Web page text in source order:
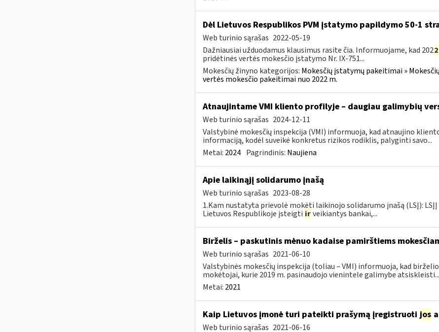
Dėl Lietuvos Respublikos PVM įstatymo papildymo 50-1
Web turinio sąrašas 2022-05-19
Dažniausiai užduodamus klausimus rasite čia. Informuojame, kad 2022
pridėtinės vertės mokesčio įstatymo Nr. IX-751...
Mokesčių žinyno kategorijos: Mokesčių įstatymų pakeitimai »
vertės mokesčio pakeitimai nuo 2022 m.
Atnaujintame VMI kliento profilyje – daugiau galimybių
Web turinio sąrašas 2024-12-11
Valstybinė mokesčių inspekcija (VMI) informuoja, kad atnaujino
informaciją, kodėl suveikė konkretus rizikos rodiklis, palyginti savo...
Metai: 2024 Pagrindinis: Naujiena
Apie laikinąjį solidarumo įnašą
Web turinio sąrašas 2023-08-28
1.Kam nustatyta prievolė mokėti laikinojo solidarumo įnašą (LSĮ):
Lietuvos Respublikoje įsteigti ir veikiantys bankai,...
Birželis – paskutinis mėnuo kadaise pamirštiems
Web turinio sąrašas 2021-06-10
Valstybinės mokesčių inspekcija (toliau – VMI) informuoja, kad
mokėtojai, kurie 2019 m. pasinaudojo vienintele galimybe atsiskleisti...
Metai: 2021
Kaip Lietuvos įmonė turi pateikti prašymą įregistruoti jos
Web turinio sąrašas 2021-06-16